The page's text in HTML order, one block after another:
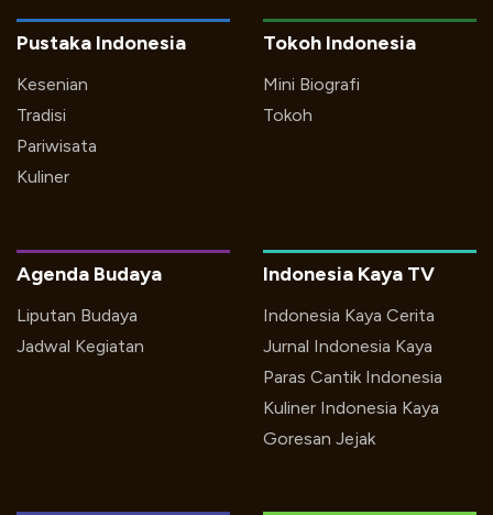
Pustaka Indonesia
Kesenian
Tradisi
Pariwisata
Kuliner
Tokoh Indonesia
Mini Biografi
Tokoh
Indonesia Kaya TV
Indonesia Kaya Cerita
Jurnal Indonesia Kaya
Paras Cantik Indonesia
Kuliner Indonesia Kaya
Goresan Jejak
Agenda Budaya
Liputan Budaya
Jadwal Kegiatan